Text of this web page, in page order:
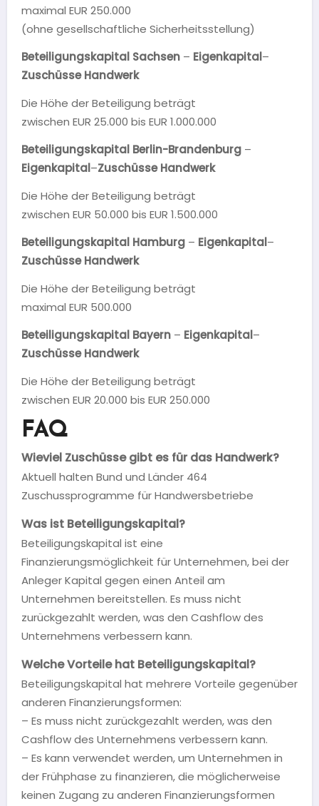
maximal EUR 250.000
(ohne gesellschaftliche Sicherheitsstellung)
Beteiligungskapital Sachsen– Eigenkapital–
Zuschüsse Handwerk
Die Höhe der Beteiligung beträgt
zwischen EUR 25.000 bis EUR 1.000.000
Beteiligungskapital Berlin-Brandenburg–
Eigenkapital–Zuschüsse Handwerk
Die Höhe der Beteiligung beträgt
zwischen EUR 50.000 bis EUR 1.500.000
Beteiligungskapital Hamburg– Eigenkapital–
Zuschüsse Handwerk
Die Höhe der Beteiligung beträgt
maximal EUR 500.000
Beteiligungskapital Bayern– Eigenkapital–
Zuschüsse Handwerk
Die Höhe der Beteiligung beträgt
zwischen EUR 20.000 bis EUR 250.000
FAQ
Wieviel Zuschüsse gibt es für das Handwerk?
Aktuell halten Bund und Länder 464
Zuschussprogramme für Handwersbetriebe
Was ist Beteiligungskapital?
Beteiligungskapital ist eine
Finanzierungsmöglichkeit für Unternehmen, bei der
Anleger Kapital gegen einen Anteil am
Unternehmen bereitstellen. Es muss nicht
zurückgezahlt werden, was den Cashflow des
Unternehmens verbessern kann.
Welche Vorteile hat Beteiligungskapital?
Beteiligungskapital hat mehrere Vorteile gegenüber
anderen Finanzierungsformen:
– Es muss nicht zurückgezahlt werden, was den
Cashflow des Unternehmens verbessern kann.
– Es kann verwendet werden, um Unternehmen in
der Frühphase zu finanzieren, die möglicherweise
keinen Zugang zu anderen Finanzierungsformen